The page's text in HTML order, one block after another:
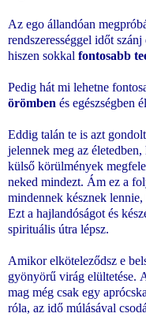
Az ego állandóan
rendszerességgel időt
hiszen sokkal fontosabb
Pedig hát mi lehetne
örömben és egészségben
Eddig talán te is azt
jelennek meg az
külső körülmények
neked mindezt. Ám ez a
mindennek késznek lennie,
Ezt a hajlandóságot és
spirituális útra lépsz.
Amikor elköteleződsz e
gyönyörű virág elültetése.
mag még csak egy
róla, az idő múlásával